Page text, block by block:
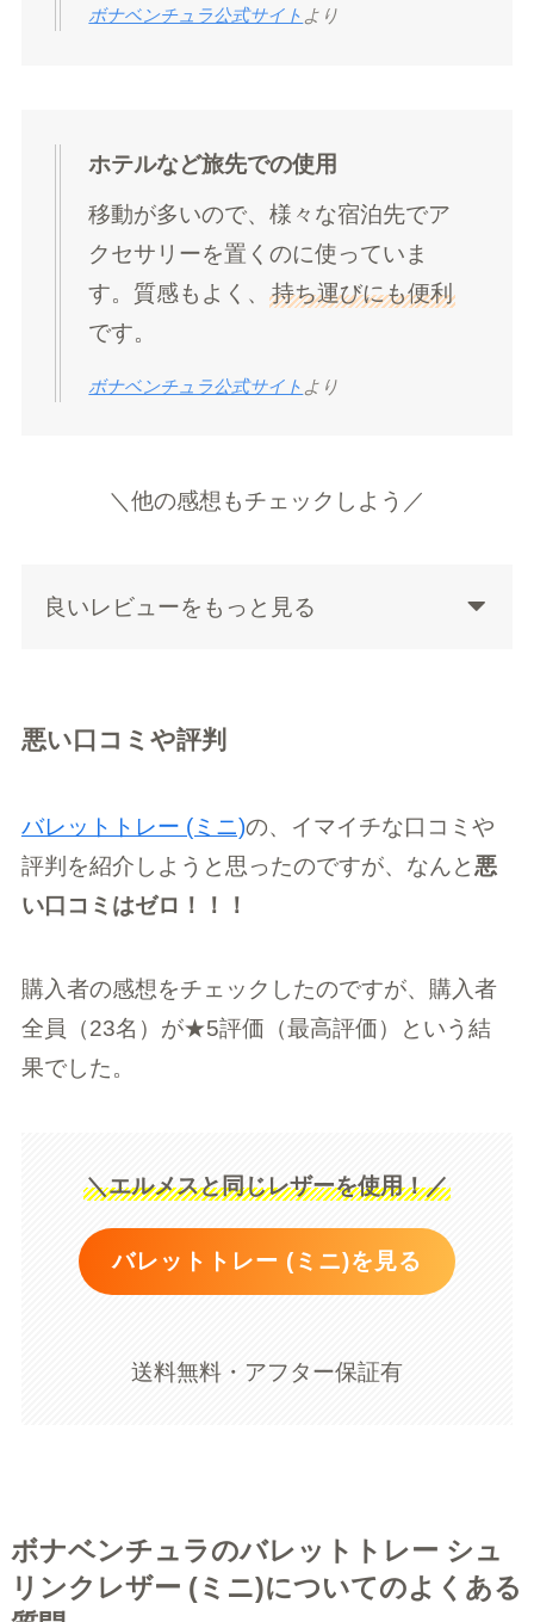
ボナベンチュラ公式サイト より
ホテルなど旅先での使用
移動が多いので、様々な宿泊先でア
クセサリーを置くのに使っていま
す。質感もよく、持ち運びにも便利
です。
ボナベンチュラ公式サイト より
＼他の感想もチェックしよう／
良いレビューをもっと見る
悪い口コミや評判
バレットトレー (ミニ)の、イマイチな口コミや
評判を紹介しようと思ったのですが、なんと 悪
い口コミはゼロ！！！
購入者の感想をチェックしたのですが、購入者
全員（23名）が★5評価（最高評価）という結
果でした。
＼エルメスと同じレザーを使用！／
バレットトレー (ミニ)を見る
送料無料・アフター保証有
ボナベンチュラのバレットトレー シュ
リンクレザー (ミニ)についてのよくある